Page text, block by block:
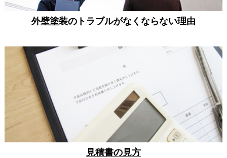
外壁塗装のトラブルがなくならない理由
見積書の見方